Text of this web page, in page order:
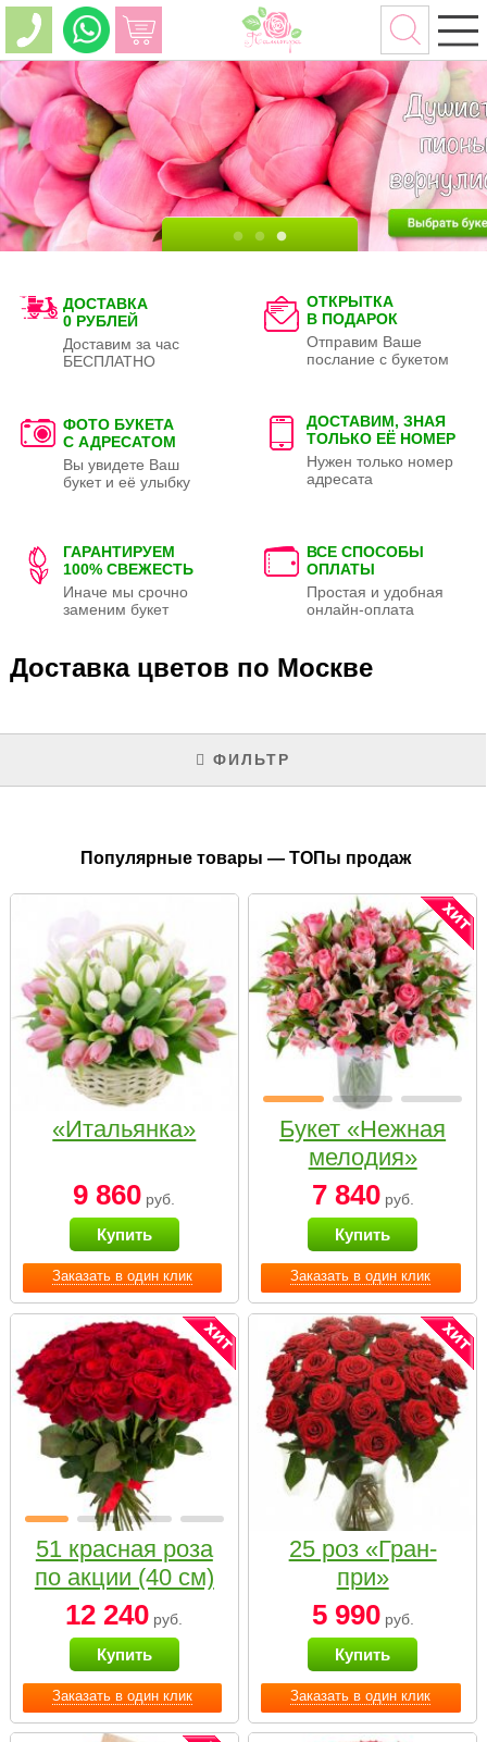
ДОСТАВКА
0 РУБЛЕЙ
Доставим за час
БЕСПЛАТНО
ОТКРЫТКА
В ПОДАРОК
Отправим Ваше
послание с букетом
ФОТО БУКЕТА
С АДРЕСАТОМ
Вы увидете Ваш
букет и её улыбку
ДОСТАВИМ, ЗНАЯ
ТОЛЬКО ЕЁ НОМЕР
Нужен только номер
адресата
ГАРАНТИРУЕМ
100% СВЕЖЕСТЬ
Иначе мы срочно
заменим букет
ВСЕ СПОСОБЫ
ОПЛАТЫ
Простая и удобная
онлайн-оплата
Доставка цветов по Москве
ФИЛЬТР
Популярные товары — ТОПы продаж
Заказать в один клик
«Итальянка»
9 860 руб.
Купить
Заказать в один клик
Букет «Нежная
мелодия»
7 840руб.
Купить
Заказать в один клик
51 красная роза
по акции (40 см)
12 240 руб.
Купить
Заказать в один клик
25 роз «Гран-
при»
5 990руб.
Купить